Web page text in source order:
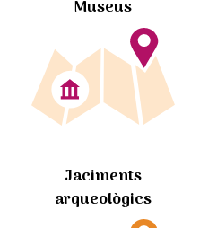
Museus
Jaciments
arqueològics